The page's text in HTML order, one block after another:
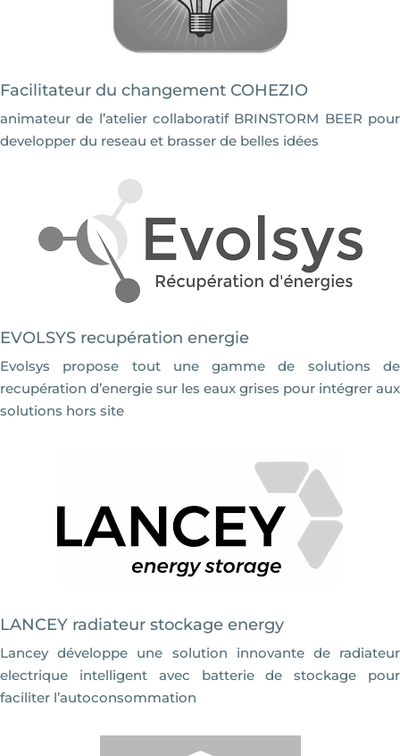
Facilitateur du changement COHEZIO
animateur de l’atelier collaboratif BRINSTORM BEER pour
developper du reseau et brasser de belles idées
EVOLSYS recupération energie
Evolsys propose tout une gamme de solutions de
recupération d’energie sur les eaux grises pour intégrer aux
solutions hors site
LANCEY radiateur stockage energy
Lancey développe une solution innovante de radiateur
electrique intelligent avec batterie de stockage pour
faciliter l’autoconsommation